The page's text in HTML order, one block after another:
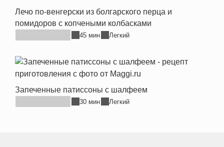
Лечо по-венгерски из болгарского перца и
помидоров с копчеными колбасками
45 мин Легкий
Запеченные патиссоны с шалфеем
30 мин Легкий